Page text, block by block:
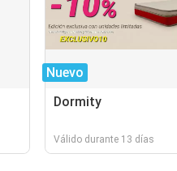
Nuevo
Dormity
Válido durante 13 días